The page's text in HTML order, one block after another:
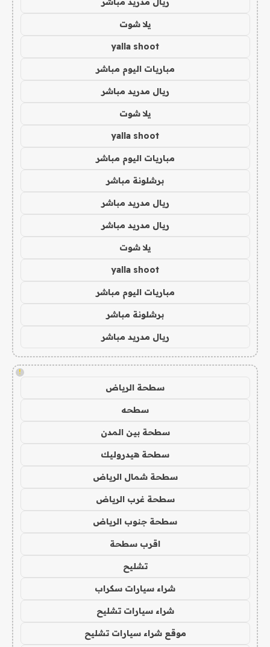
يلا شوت
yalla shoot
مباريات اليوم مباشر
ريال مدريد مباشر
يلا شوت
yalla shoot
مباريات اليوم مباشر
برشلونة مباشر
ريال مدريد مباشر
ريال مدريد مباشر
يلا شوت
yalla shoot
مباريات اليوم مباشر
برشلونة مباشر
ريال مدريد مباشر
!
سطحة الرياض
سطحه
سطحة بين المدن
سطحة هيدروليك
سطحة شمال الرياض
سطحة غرب الرياض
سطحة جنوب الرياض
اقرب سطحة
تشليح
شراء سيارات سكراب
شراء سيارات تشليح
موقع شراء سيارات تشليح